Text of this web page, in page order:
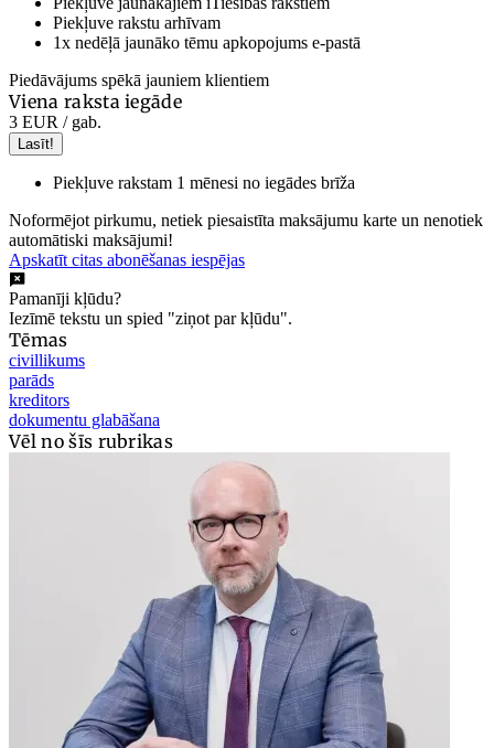
Piekļuve rakstu arhīvam
1x nedēļā jaunāko tēmu apkopojums e-pastā
Piedāvājums spēkā jauniem klientiem
Viena raksta iegāde
3 EUR / gab.
Lasīt!
Piekļuve rakstam 1 mēnesi no iegādes brīža
Noformējot pirkumu, netiek piesaistīta maksājumu karte un nenotiek
automātiski maksājumi!
Apskatīt citas abonēšanas iespējas
Pamanīji kļūdu?
Iezīmē tekstu un spied "ziņot par kļūdu".
Tēmas
civillikums
parāds
kreditors
dokumentu glabāšana
Vēl no šīs rubrikas